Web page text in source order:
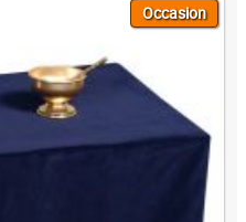
Occasion